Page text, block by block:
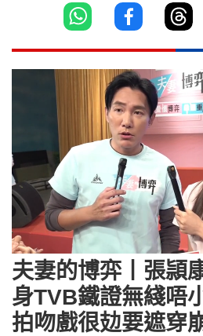
Unmute
夫妻的博弈丨張頴
身TVB鐵證無綫唔
拍吻戲很攰要遮穿